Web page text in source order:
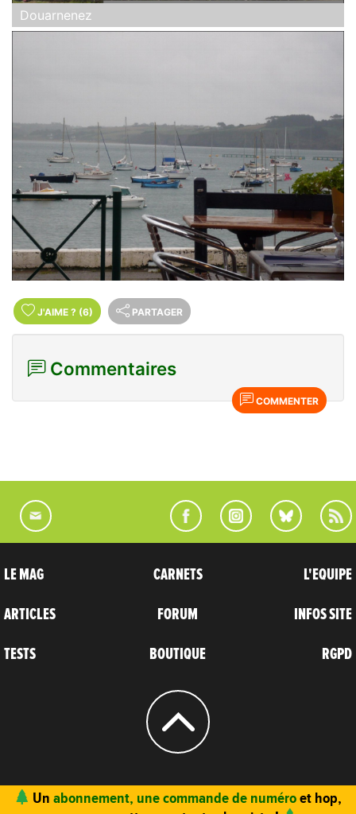
Douarnenez
J'AIME ? (6) PARTAGER
Commentaires
COMMENTER
LE MAG
ARTICLES
TESTS
CARNETS
FORUM
BOUTIQUE
L'EQUIPE
INFOS SITE
RGPD
© 2004 - 2026 CARNETS D’AVENTURES
Un abonnement, une commande de numéroet hop,